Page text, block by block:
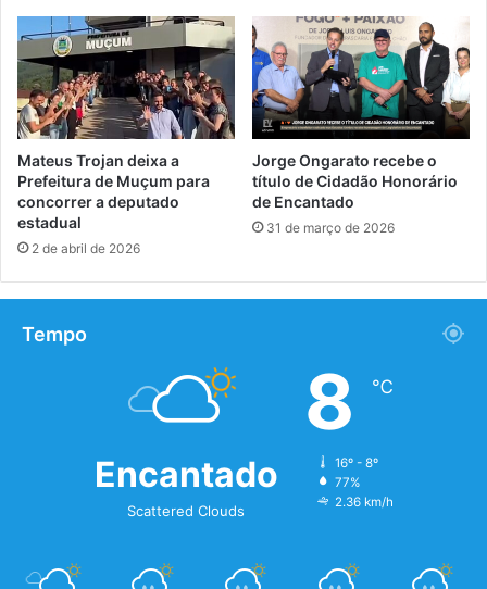
Mateus Trojan deixa a
Prefeitura de Muçum para
concorrer a deputado
estadual
2 de abril de 2026
Jorge Ongarato recebe o
título de Cidadão Honorário
de Encantado
31 de março de 2026
Tempo
Encantado
Scattered Clouds
8 ℃
16º - 8º
77%
2.36 km/h